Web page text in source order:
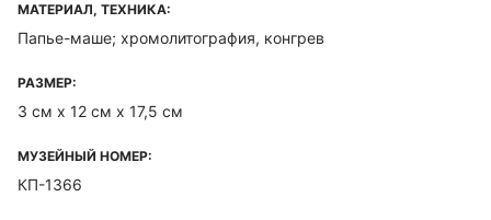
МАТЕРИАЛ, ТЕХНИКА:
Папье-маше; хромолитография, конгрев
РАЗМЕР:
3 см х 12 см х 17,5 см
МУЗЕЙНЫЙ НОМЕР:
КП-1366